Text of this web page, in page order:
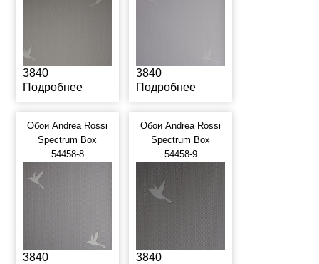
3840
Подробнее
3840
Подробнее
Обои Andrea Rossi
Spectrum Box
54458-8
3840
Обои Andrea Rossi
Spectrum Box
54458-9
3840